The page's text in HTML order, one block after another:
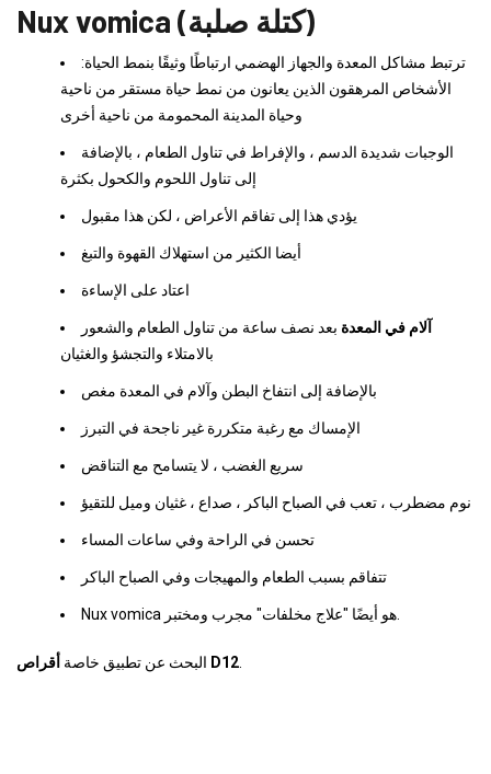
Nux vomica (كتلة صلبة)
ترتبط مشاكل المعدة والجهاز الهضمي ارتباطًا وثيقًا بنمط الحياة:
الأشخاص المرهقون الذين يعانون من نمط حياة مستقر من ناحية
وحياة المدينة المحمومة من ناحية أخرى
الوجبات شديدة الدسم ، والإفراط في تناول الطعام ، بالإضافة
إلى تناول اللحوم والكحول بكثرة
يؤدي هذا إلى تفاقم الأعراض ، لكن هذا مقبول
أيضا الكثير من استهلاك القهوة والتبغ
اعتاد على الإساءة
آلام في المعدة بعد نصف ساعة من تناول الطعام والشعور
بالامتلاء والتجشؤ والغثيان
بالإضافة إلى انتفاخ البطن وآلام في المعدة مغص
الإمساك مع رغبة متكررة غير ناجحة في التبرز
سريع الغضب ، لا يتسامح مع التناقض
نوم مضطرب ، تعب في الصباح الباكر ، صداع ، غثيان وميل للتقيؤ
تحسن في الراحة وفي ساعات المساء
تتفاقم بسبب الطعام والمهيجات وفي الصباح الباكر
البحث عن تطبيق خاصة أقراص D12